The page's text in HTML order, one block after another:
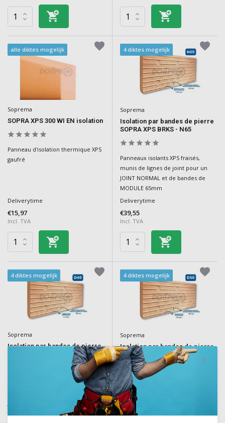
alle diktes mogelijk
Soprema
SOPRA XPS 300 WI EN isolation
Panneau d'isolation thermique XPS
gaufré
Deliverytime
€15,97
Incl. TVA
4 diktes mogelijk
Soprema
Isolation par bandes de pierre
SOPRA XPS BRKS - N65
Panneaux isolants XPS fraisés,
munis de lignes de joint pour un
JOINT NORMAL et de bandes de
MODULE 65mm
Deliverytime
€39,55
Incl. TVA
4 diktes mogelijk
Soprema
Isolation par bandes de pierre
SOPRA XPS BRKS - D40
Panneaux isolants XPS fraisés,
munis de lignes de joint pour un
JOINT MINCE et de bandes de
4 diktes mogelijk
Soprema
Isolation par bandes de pierre
SOPRA XPS BRKS - D50
Panneaux isolants XPS fraisés,
munis de lignes de joint pour un
JOINT MINCE et de bandes de
MODULE 50mm